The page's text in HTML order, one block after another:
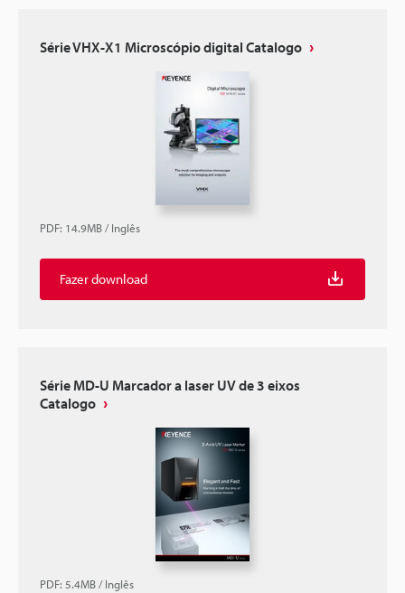
Série VHX-X1 Microscópio digital Catalogo
PDF: 14.9MB/Inglês
Fazer download
Série MD-U Marcador a laser UV de 3 eixos
Catalogo
PDF: 5.4MB/Inglês